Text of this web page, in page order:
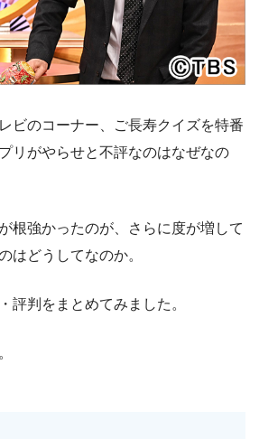
ビのコーナー、ご長寿クイズを特番
リがやらせと不評なのはなぜなの
根強かったのが、さらに度が増して
はどうしてなのか。
評判をまとめてみました。